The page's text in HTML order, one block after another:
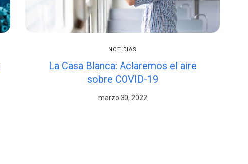
NOTICIAS
La Casa Blanca: Aclaremos el aire
sobre COVID-19
marzo 30, 2022